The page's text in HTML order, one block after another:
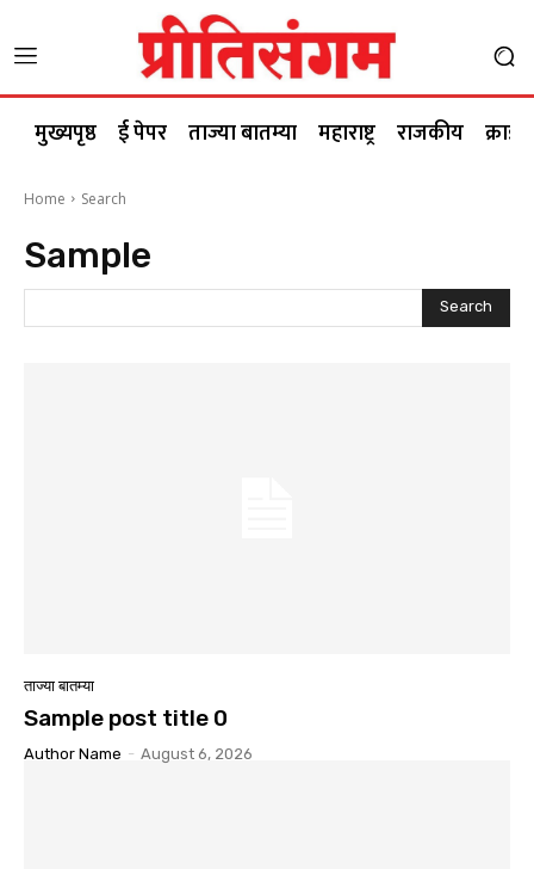
मुख्यपृष्ठ ई पेपर ताज्या बातम्या महाराष्ट्र राजकीय क्राईम
Home Search
Sample
Search
ताज्या बातम्या
Sample post title 0
Author Name - August 6, 2026